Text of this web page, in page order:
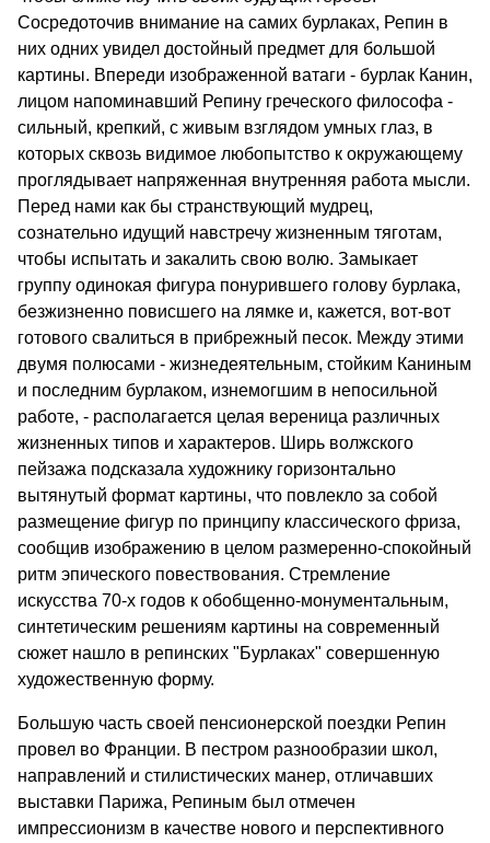
Сосредоточив внимание на самих бурлаках, Репин в
них одних увидел достойный предмет для большой
картины. Впереди изображенной ватаги - бурлак Канин,
лицом напоминавший Репину греческого философа -
сильный, крепкий, с живым взглядом умных глаз, в
которых сквозь видимое любопытство к окружающему
проглядывает напряженная внутренняя работа мысли.
Перед нами как бы странствующий мудрец,
сознательно идущий навстречу жизненным тяготам,
чтобы испытать и закалить свою волю. Замыкает
группу одинокая фигура понурившего голову бурлака,
безжизненно повисшего на лямке и, кажется, вот-вот
готового свалиться в прибрежный песок. Между этими
двумя полюсами - жизнедеятельным, стойким Каниным
и последним бурлаком, изнемогшим в непосильной
работе, - располагается целая вереница различных
жизненных типов и характеров. Ширь волжского
пейзажа подсказала художнику горизонтально
вытянутый формат картины, что повлекло за собой
размещение фигур по принципу классического фриза,
сообщив изображению в целом размеренно-спокойный
ритм эпического повествования. Стремление
искусства 70-х годов к обобщенно-монументальным,
синтетическим решениям картины на современный
сюжет нашло в репинских "Бурлаках" совершенную
художественную форму.
Большую часть своей пенсионерской поездки Репин
провел во Франции. В пестром разнообразии школ,
направлений и стилистических манер, отличавших
выставки Парижа, Репиным был отмечен
импрессионизм в качестве нового и перспективного